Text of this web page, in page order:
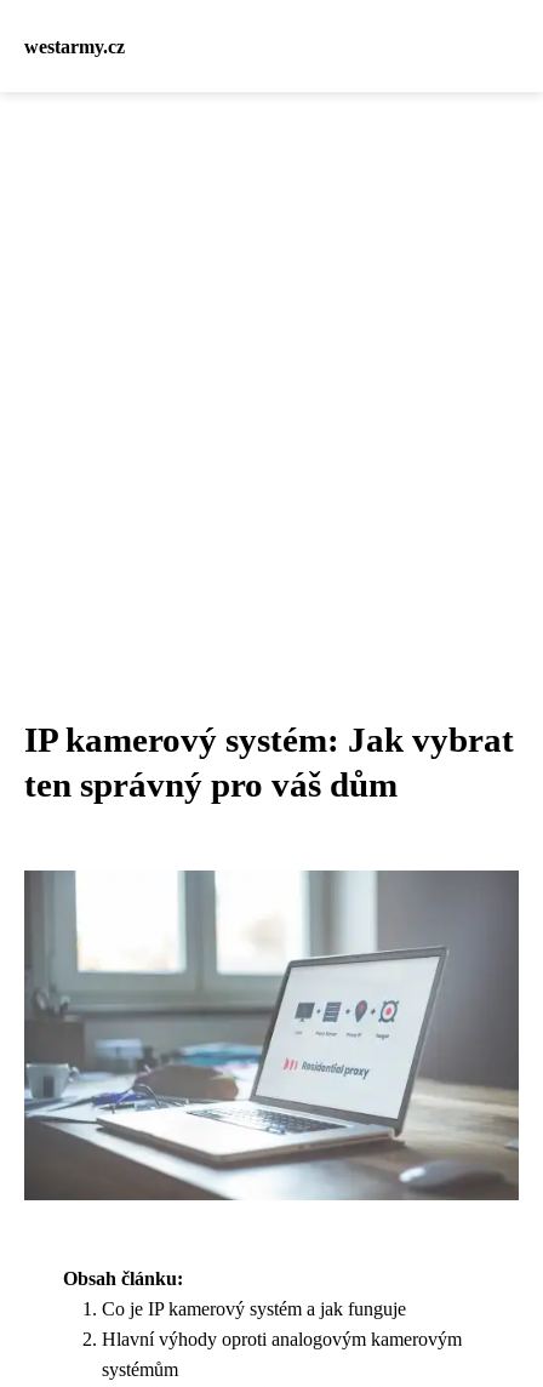
westarmy.cz
IP kamerový systém: Jak vybrat
ten správný pro váš dům
Obsah článku:
Co je IP kamerový systém a jak funguje
Hlavní výhody oproti analogovým kamerovým
systémům